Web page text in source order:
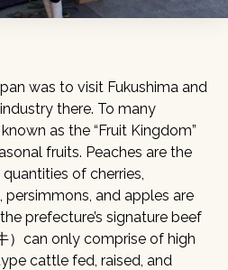
was to visit Fukushima and
there. To many
as the “Fruit Kingdom”
fruits. Peaches are the
of cherries,
persimmons, and apples are
prefecture’s signature beef
）can only comprise of high
cattle fed, raised, and